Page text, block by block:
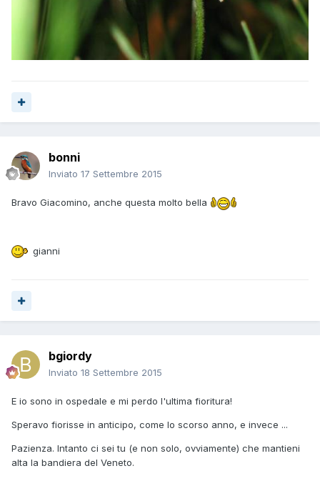
bonni
Inviato 17 Settembre 2015
Bravo Giacomino, anche questa molto bella
gianni
bgiordy
Inviato 18 Settembre 2015
E io sono in ospedale e mi perdo l'ultima fioritura!
Speravo fiorisse in anticipo, come lo scorso anno, e invece ...
Pazienza. Intanto ci sei tu (e non solo, ovviamente) che mantieni
alta la bandiera del Veneto.